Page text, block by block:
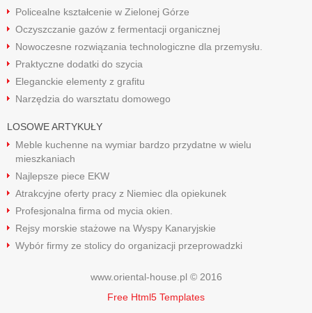
Policealne kształcenie w Zielonej Górze
Oczyszczanie gazów z fermentacji organicznej
Nowoczesne rozwiązania technologiczne dla przemysłu.
Praktyczne dodatki do szycia
Eleganckie elementy z grafitu
Narzędzia do warsztatu domowego
LOSOWE ARTYKUŁY
Meble kuchenne na wymiar bardzo przydatne w wielu
mieszkaniach
Najlepsze piece EKW
Atrakcyjne oferty pracy z Niemiec dla opiekunek
Profesjonalna firma od mycia okien.
Rejsy morskie stażowe na Wyspy Kanaryjskie
Wybór firmy ze stolicy do organizacji przeprowadzki
www.oriental-house.pl © 2016
Free Html5 Templates